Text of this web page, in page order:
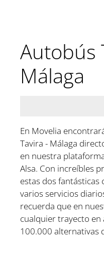
Autobús
Málaga
En Movelia
Tavira - Málaga
en nuestra
Alsa. Con increíbles
estas dos fantásticas
varios servicios
recuerda que en
cualquier trayecto en
100.000 alternativas